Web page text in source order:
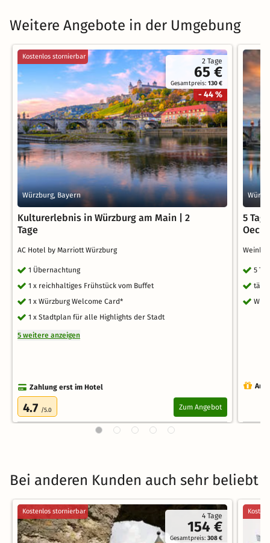
Weitere Angebote in der Umgebung
2 Tage
65 €
Gesamtpreis:130 €
- 44 %
Kostenlos stornierbar
Würzburg, Bayern
Kulturerlebnis in Würzburg am Main | 2
Tage
AC Hotel by Marriott Würzburg
1 Übernachtung
1 x reichhaltiges Frühstück vom Buffet
1 x Würzburg Welcome Card*
1 x Stadtplan für alle Highlights der Stadt
5 weitere anzeigen
Zahlung erst im Hotel
4.7 /5.0 Zum Angebot
5
5
Bei anderen Kunden auch sehr beliebt
4 Tage
154 €
Gesamtpreis:308 €
Kostenlos stornierbar